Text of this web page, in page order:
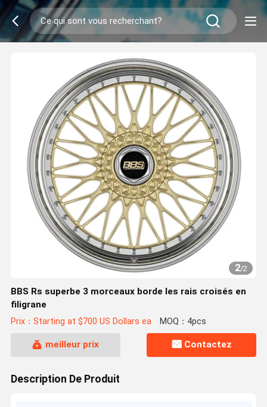
2/2
BBS Rs superbe 3 morceaux borde les rais croisés en
filigrane
Prix：Starting at $700 US Dollars ea MOQ：4pcs
meilleur prix Contactez
Description De Produit